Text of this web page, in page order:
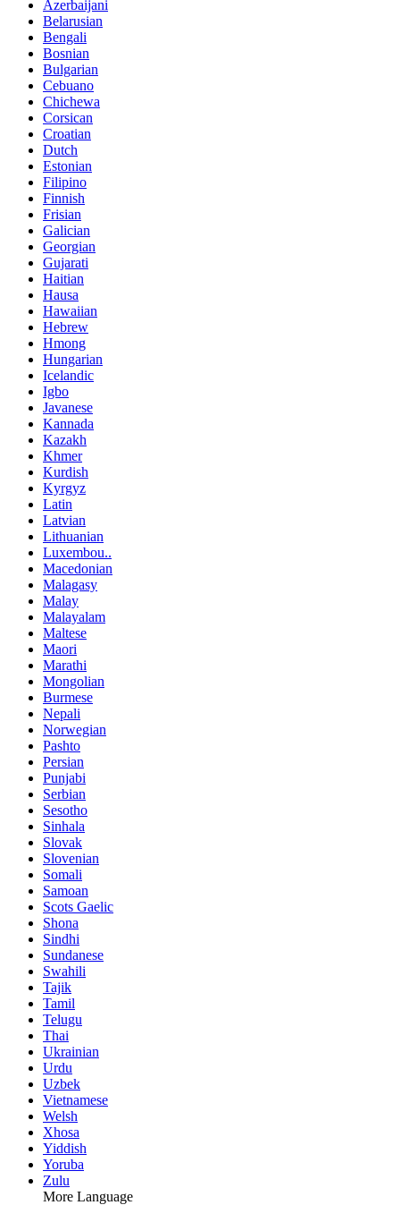
Azerbaijani
Belarusian
Bengali
Bosnian
Bulgarian
Cebuano
Chichewa
Corsican
Croatian
Dutch
Estonian
Filipino
Finnish
Frisian
Galician
Georgian
Gujarati
Haitian
Hausa
Hawaiian
Hebrew
Hmong
Hungarian
Icelandic
Igbo
Javanese
Kannada
Kazakh
Khmer
Kurdish
Kyrgyz
Latin
Latvian
Lithuanian
Luxembou..
Macedonian
Malagasy
Malay
Malayalam
Maltese
Maori
Marathi
Mongolian
Burmese
Nepali
Norwegian
Pashto
Persian
Punjabi
Serbian
Sesotho
Sinhala
Slovak
Slovenian
Somali
Samoan
Scots Gaelic
Shona
Sindhi
Sundanese
Swahili
Tajik
Tamil
Telugu
Thai
Ukrainian
Urdu
Uzbek
Vietnamese
Welsh
Xhosa
Yiddish
Yoruba
Zulu
More Language